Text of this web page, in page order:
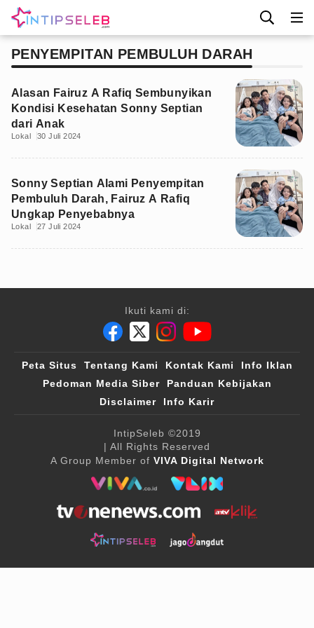
PENYEMPITAN PEMBULUH DARAH
Alasan Fairuz A Rafiq Sembunyikan
Kondisi Kesehatan Sonny Septian
dari Anak
Lokal 30 Juli 2024
Sonny Septian Alami Penyempitan
Pembuluh Darah, Fairuz A Rafiq
Ungkap Penyebabnya
Lokal 27 Juli 2024
Ikuti kami di:
Peta Situs Tentang Kami Kontak Kami
Info Iklan
Pedoman Media Siber
Panduan Kebijakan
Disclaimer
Info Karir
IntipSeleb ©2019
| All Rights Reserved
A Group Member of VIVA Digital Network